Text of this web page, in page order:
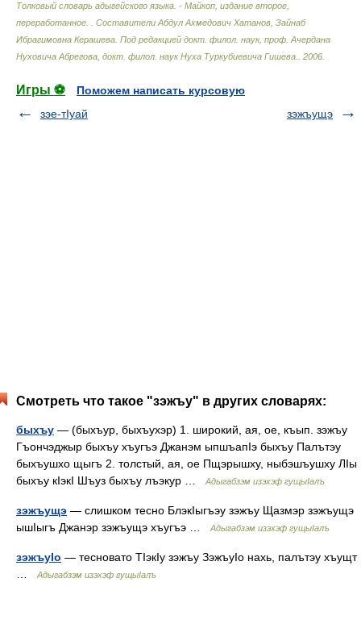
Толковый словарь адыгейского языка. - Майкоп, издание второе,
переработанное.
Составители Абдул Ахмедович Хатанов, Зайнаб
Ибрагимовна Керашева. Под редакцией докт. филол. наук, проф. Ачердана
Нуховича Абрегова, докт. филол. наук Нуха Туркубиевича Гишева.
2006
Игры ⚽
Поможем написать курсовую
зэе-тIуай
зэжъущэ
Смотреть что такое "зэжъу" в других словарях:
быхъу — (быхъур, быхъухэр) 1. широкий, ая, ое, къып. зэжъу
Гъончэджыр быхъу хъугъэ Джанэм ыпшъапIэ быхъу Палътэу
быхъушхо щыгъ 2. толстый, ая, ое Пщэрышху, ныбэшъушху ЛIы
быхъу кIэкI Шъуз быхъу лъэкур …
Адыгабзэм изэхэф гущыIалъ
зэжъущэ — слишком тесно БлэкIыгъэу зэжъу Щазмэр зэжъущэ
ышIыгъ Джанэр зэжъущэ хъугъэ …
Адыгабзэм изэхэф гущыIалъ
зэжъуIо — тесновато ТIэкIу зэжъу ЗэжъуIо нахь, палътэу хъущт
Адыгабзэм изэхэф гущыIалъ